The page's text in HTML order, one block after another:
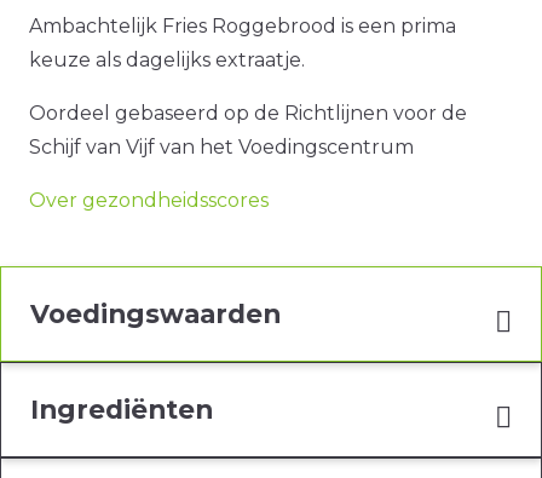
Ambachtelijk Fries Roggebrood is een prima
keuze als dagelijks extraatje.
Oordeel gebaseerd op de Richtlijnen voor de
Schijf van Vijf van het Voedingscentrum
Over gezondheidsscores
Voedingswaarden
Ingrediënten